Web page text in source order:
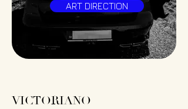
ART DIRECTION
VICTORIANO